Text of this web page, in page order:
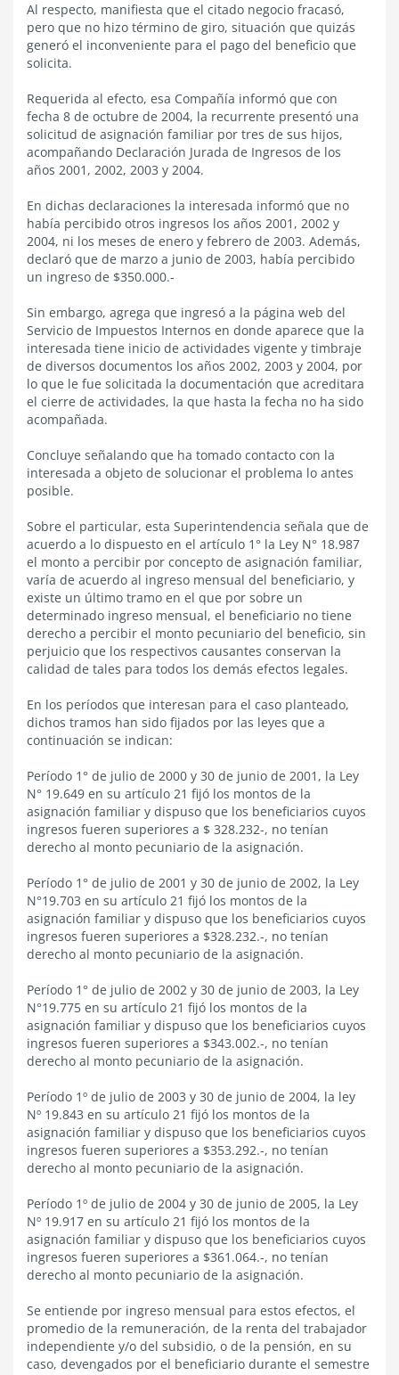
Al respecto, manifiesta que el citado negocio fracasó,
pero que no hizo término de giro, situación que quizás
generó el inconveniente para el pago del beneficio que
solicita.
Requerida al efecto, esa Compañía informó que con
fecha 8 de octubre de 2004, la recurrente presentó una
solicitud de asignación familiar por tres de sus hijos,
acompañando Declaración Jurada de Ingresos de los
años 2001, 2002, 2003 y 2004.
En dichas declaraciones la interesada informó que no
había percibido otros ingresos los años 2001, 2002 y
2004, ni los meses de enero y febrero de 2003. Además,
declaró que de marzo a junio de 2003, había percibido
un ingreso de $350.000.-
Sin embargo, agrega que ingresó a la página web del
Servicio de Impuestos Internos en donde aparece que la
interesada tiene inicio de actividades vigente y timbraje
de diversos documentos los años 2002, 2003 y 2004, por
lo que le fue solicitada la documentación que acreditara
el cierre de actividades, la que hasta la fecha no ha sido
acompañada.
Concluye señalando que ha tomado contacto con la
interesada a objeto de solucionar el problema lo antes
posible.
Sobre el particular, esta Superintendencia señala que de
acuerdo a lo dispuesto en el artículo 1° la Ley N° 18.987
el monto a percibir por concepto de asignación familiar,
varía de acuerdo al ingreso mensual del beneficiario, y
existe un último tramo en el que por sobre un
determinado ingreso mensual, el beneficiario no tiene
derecho a percibir el monto pecuniario del beneficio, sin
perjuicio que los respectivos causantes conservan la
calidad de tales para todos los demás efectos legales.
En los períodos que interesan para el caso planteado,
dichos tramos han sido fijados por las leyes que a
continuación se indican:
Período 1° de julio de 2000 y 30 de junio de 2001, la Ley
N° 19.649 en su artículo 21 fijó los montos de la
asignación familiar y dispuso que los beneficiarios cuyos
ingresos fueren superiores a $ 328.232-, no tenían
derecho al monto pecuniario de la asignación.
Período 1° de julio de 2001 y 30 de junio de 2002, la Ley
N°19.703 en su artículo 21 fijó los montos de la
asignación familiar y dispuso que los beneficiarios cuyos
ingresos fueren superiores a $328.232.-, no tenían
derecho al monto pecuniario de la asignación.
Período 1° de julio de 2002 y 30 de junio de 2003, la Ley
N°19.775 en su artículo 21 fijó los montos de la
asignación familiar y dispuso que los beneficiarios cuyos
ingresos fueren superiores a $343.002.-, no tenían
derecho al monto pecuniario de la asignación.
Período 1º de julio de 2003 y 30 de junio de 2004, la ley
Nº 19.843 en su artículo 21 fijó los montos de la
asignación familiar y dispuso que los beneficiarios cuyos
ingresos fueren superiores a $353.292.-, no tenían
derecho al monto pecuniario de la asignación.
Período 1º de julio de 2004 y 30 de junio de 2005, la Ley
Nº 19.917 en su artículo 21 fijó los montos de la
asignación familiar y dispuso que los beneficiarios cuyos
ingresos fueren superiores a $361.064.-, no tenían
derecho al monto pecuniario de la asignación.
Se entiende por ingreso mensual para estos efectos, el
promedio de la remuneración, de la renta del trabajador
independiente y/o del subsidio, o de la pensión, en su
caso, devengados por el beneficiario durante el semestre